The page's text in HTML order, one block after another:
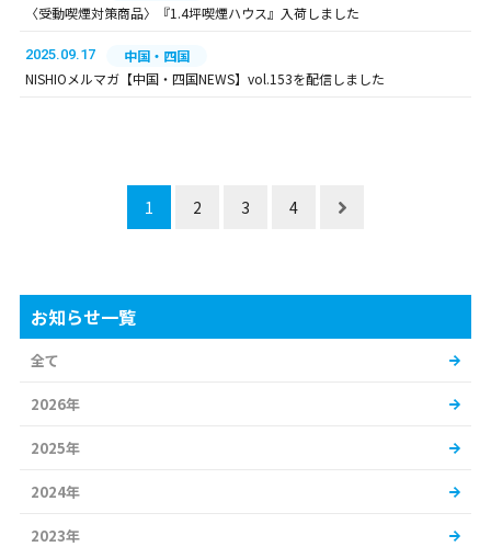
〈受動喫煙対策商品〉『1.4坪喫煙ハウス』入荷しました
2025.09.17
中国・四国
NISHIOメルマガ【中国・四国NEWS】vol.153を配信しました
1 2 3 4
お知らせ一覧
全て
2026年
2025年
2024年
2023年